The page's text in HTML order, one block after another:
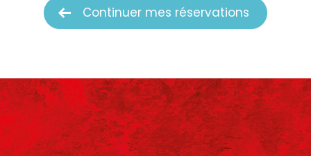
Continuer mes réservations